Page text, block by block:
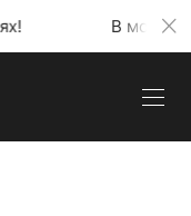
В моем телеграмм